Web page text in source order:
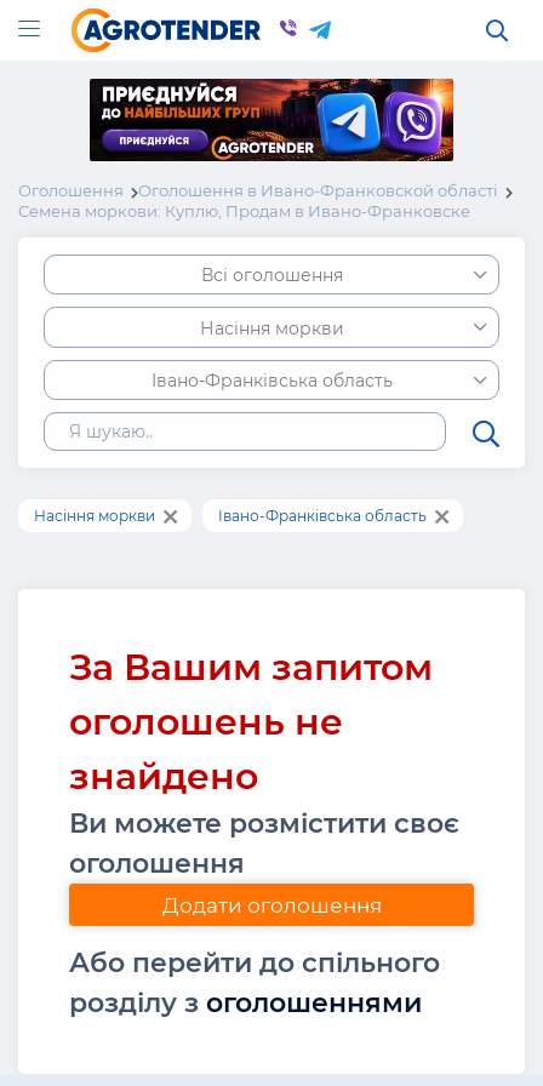
Оголошення
Оголошення в Ивано-Франковской області
Семена моркови: Куплю, Продам в Ивано-Франковске
Всі оголошення
Насіння моркви
Івано-Франківська область
Насіння моркви Івано-Франківська область
За Вашим запитом
оголошень не
знайдено
Ви можете розмістити своє
оголошення
Додати оголошення
Або перейти до спільного
розділу з оголошеннями